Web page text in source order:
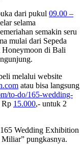
dari pukul 09.00 –
selama
semakin seru
mulai dari Sepeda
di Bali
melalui website
atau bisa langsung
to-do/165-wedding-
Rp 15.000,- untuk 2
Wedding Exhibition
pungkasnya.